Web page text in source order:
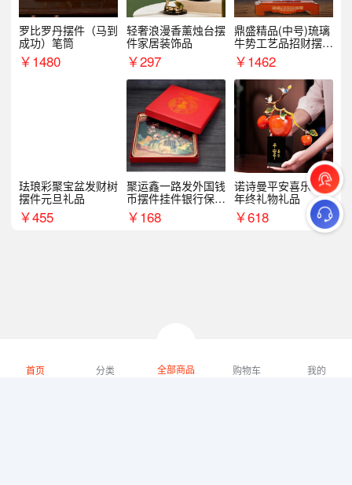
罗比罗丹摆件（马到
成功）笔筒
￥1480
轻奢浪漫香薰烛台摆
件家居装饰品
￥297
鼎盛精品(中号)琉璃
牛势工艺品招财摆件
银行企业商务上市礼
品
￥1462
珐琅彩聚宝盆发财树
摆件元旦礼品
￥455
聚运鑫一路发外国钱
币摆件挂件银行保险
商务礼
￥168
诺诗曼平安喜乐摆件
年终礼物礼品
￥618
首页 分类 全部商品 购物车 我的